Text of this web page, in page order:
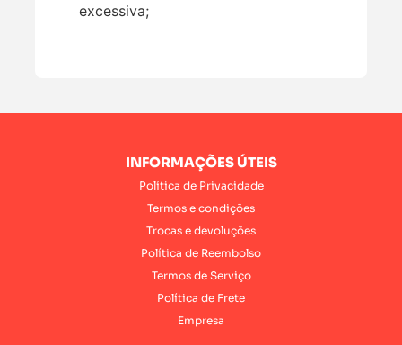
excessiva;
INFORMAÇÕES ÚTEIS
Política de Privacidade
Termos e condições
Trocas e devoluções
Política de Reembolso
Termos de Serviço
Política de Frete
Empresa